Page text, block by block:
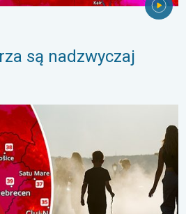
są nadzwyczaj
Wschodniej. Ponad 40 stopni. . .